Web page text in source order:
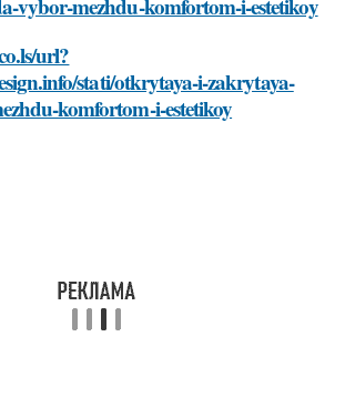
vybor-mezhdu-komfortom-i-estetikoy
url?
stati/otkrytaya-i-zakrytaya-
komfortom-i-estetikoy